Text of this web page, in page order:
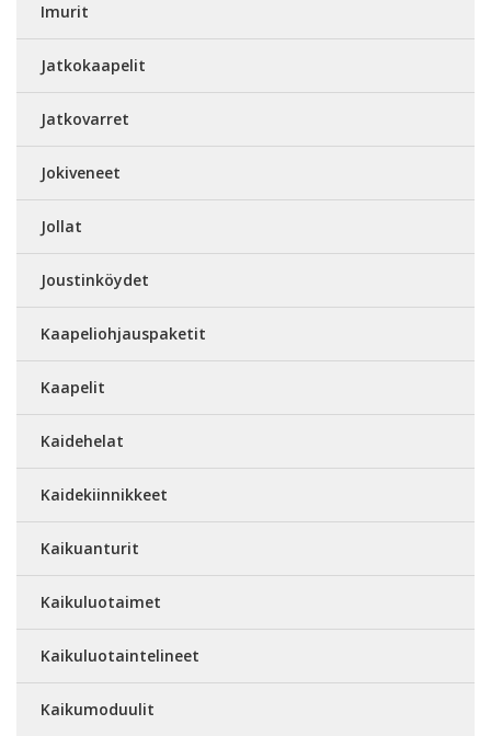
Imurit
Jatkokaapelit
Jatkovarret
Jokiveneet
Jollat
Joustinköydet
Kaapeliohjauspaketit
Kaapelit
Kaidehelat
Kaidekiinnikkeet
Kaikuanturit
Kaikuluotaimet
Kaikuluotaintelineet
Kaikumoduulit